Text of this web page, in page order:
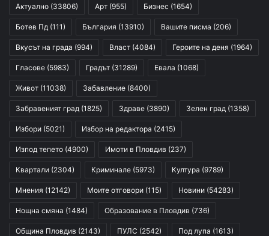
Актуално (33806) Арт (955) Бизнес (1654)
Ботев Пд (111) България (13910) Вашите писма (206)
Вкусът на града (994) Власт (4084) Героите на деня (1964)
Гласове (5983) Градът (31289) Евала (1068)
Живот (11038) Забавление (8400)
Забравеният град (1825) Здраве (3890) Зелен град (1358)
Избори (5021) Избор на редактора (2415)
Изпод тепето (4900) Имоти в Пловдив (237)
Квартали (2304) Криминале (5973) Култура (9789)
Мнения (12142) Моите отговори (115) Новини (54283)
Нощна смяна (1484) Образование в Пловдив (736)
Община Пловдив (2143) ПУЛС (2542) Под лупа (1613)